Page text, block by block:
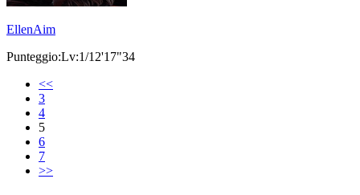
EllenAim
Punteggio:Lv:1/12'17"34
<<
3
4
5
6
7
>>